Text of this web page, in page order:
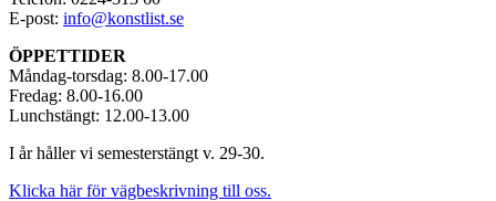
E-post: info@konstlist.se
ÖPPETTIDER
Måndag-torsdag: 8.00-17.00
Fredag: 8.00-16.00
Lunchstängt: 12.00-13.00
I år håller vi semesterstängt v. 29-30.
Klicka här för vägbeskrivning till oss.